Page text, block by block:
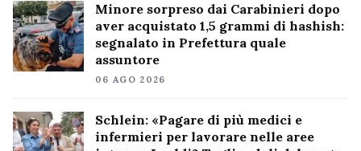
Minore sorpreso dai Carabinieri dopo
aver acquistato 1,5 grammi di hashish:
segnalato in Prefettura quale
assuntore
06 AGO 2026
Schlein: «Pagare di più medici e
infermieri per lavorare nelle aree